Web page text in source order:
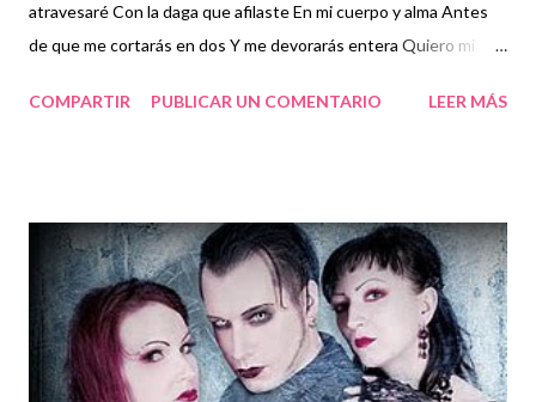
atravesaré Con la daga que afilaste En mi cuerpo y alma Antes
de que me cortarás en dos Y me devorarás entera Quiero mi
inocencia de regreso Quiero mi inocencia de regreso Y si no
esto, Lo juro, (Lo juro) Quiero mi inocencia de regreso Quiero mi
inocencia de regreso Quiero mi inocencia de regreso Y exijo
Que pongas mi corazón de vuelta en mi mano Y lo limpies Del
desastre que me has hecho Y preciso Que me liberes de este
deseo Y cuando te vayas, será mejor que sea la inocente que
COMPARTIR PUBLICAR UN COMENTARIO LEER MÁS